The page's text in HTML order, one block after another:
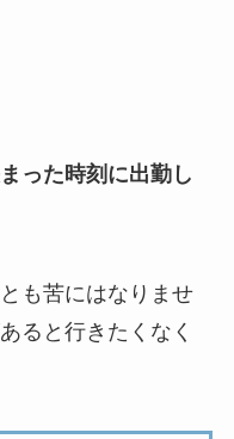
った時刻に出勤し
も苦にはなりませ
ると行きたくなく